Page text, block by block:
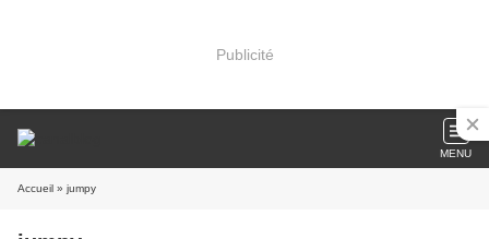
Publicité
MENU
Accueil » jumpy